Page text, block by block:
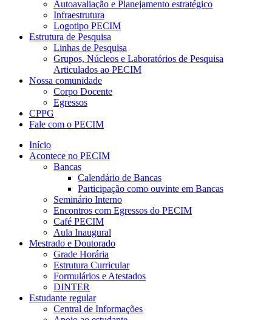
Autoavaliação e Planejamento estratégico
Infraestrutura
Logotipo PECIM
Estrutura de Pesquisa
Linhas de Pesquisa
Grupos, Núcleos e Laboratórios de Pesquisa
Articulados ao PECIM
Nossa comunidade
Corpo Docente
Egressos
CPPG
Fale com o PECIM
Início
Acontece no PECIM
Bancas
Calendário de Bancas
Participação como ouvinte em Bancas
Seminário Interno
Encontros com Egressos do PECIM
Café PECIM
Aula Inaugural
Mestrado e Doutorado
Grade Horária
Estrutura Curricular
Formulários e Atestados
DINTER
Estudante regular
Central de Informações